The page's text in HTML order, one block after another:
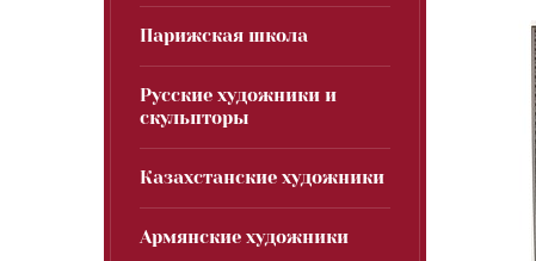
Парижская школа
Русские художники и
скульпторы
Казахстанские художники
Армянские художники